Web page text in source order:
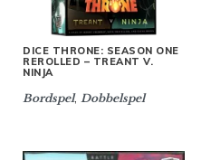
DICE THRONE: SEASON ONE
REROLLED – TREANT V.
NINJA
Bordspel, Dobbelspel